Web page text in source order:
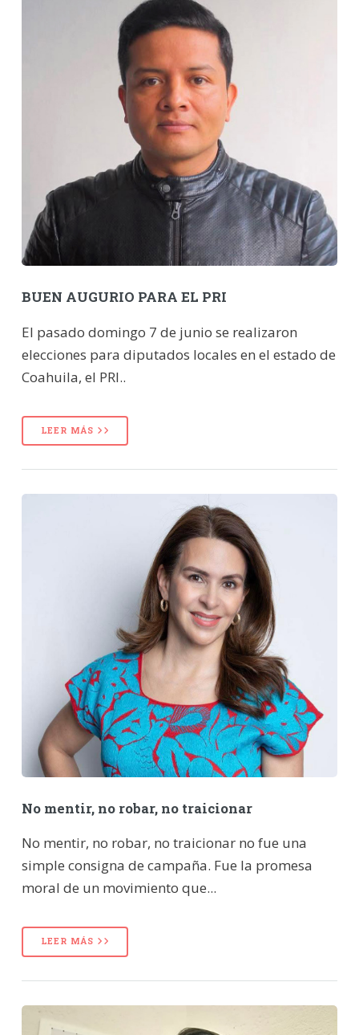
BUEN AUGURIO PARA EL PRI
El pasado domingo 7 de junio se realizaron
elecciones para diputados locales en el estado de
Coahuila, el PRI..
LEER MÁS
No mentir, no robar, no traicionar
No mentir, no robar, no traicionar no fue una
simple consigna de campaña. Fue la promesa
moral de un movimiento que...
LEER MÁS